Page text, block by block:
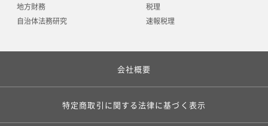
地方財務
自治体法務研究
税理
速報税理
会社概要
特定商取引に関する法律に基づく表示